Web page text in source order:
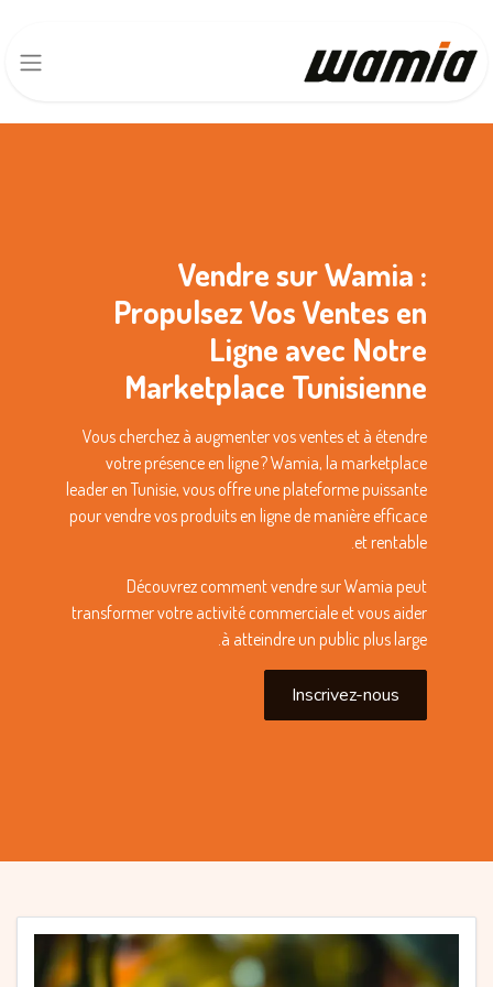
Vendre sur Wamia :
Propulsez Vos Ventes en
Ligne avec Notre
Marketplace Tunisienne
Vous cherchez à augmenter vos ventes et à étendre
votre présence en ligne ? Wamia, la marketplace
leader en Tunisie, vous offre une plateforme puissante
pour vendre vos produits en ligne de manière efficace
et rentable.
Découvrez comment vendre sur Wamia peut
transformer votre activité commerciale et vous aider
à atteindre un public plus large.
Inscrivez-nous